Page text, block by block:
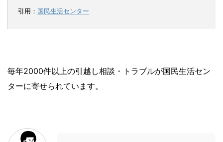
引用： 国民生活センター
毎年2000件以上の引越し相談・トラブルが国民生活セン
ターに寄せられています。